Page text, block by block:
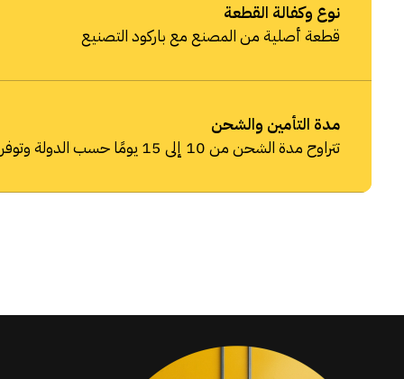
نوع وكفالة القطعة
قطعة أصلية من المصنع مع باركود التصنيع
مدة التأمين والشحن
تتراوح مدة الشحن من 10 إلى 15 يومًا حسب الدولة وتوفر شركات الشحن